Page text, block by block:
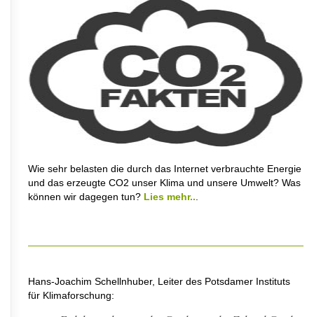
Wie sehr belasten die durch das Internet verbrauchte Energie
und das erzeugte CO2 unser Klima und unsere Umwelt? Was
können wir dagegen tun? Lies mehr..
Hans-Joachim Schellnhuber, Leiter des Potsdamer Instituts
für Klimaforschung: